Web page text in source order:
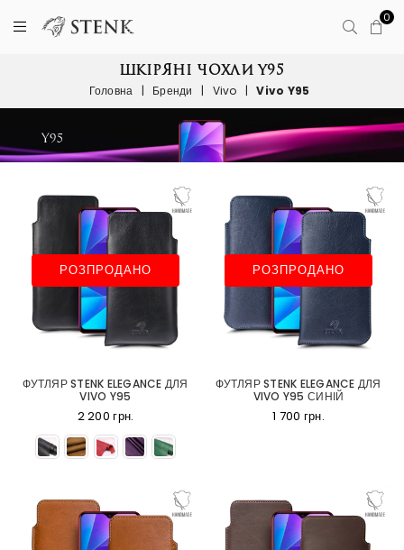
0
ШКІРЯНІ ЧОХЛИ Y95
Головна | Бренди | Vivo | Vivo Y95
РОЗПРОДАНО
ФУТЛЯР STENK ELEGANCE ДЛЯ
VIVO Y95
2 200 грн.
РОЗПРОДАНО
ФУТЛЯР STENK ELEGANCE ДЛЯ
VIVO Y95 СИНІЙ
1 700 грн.